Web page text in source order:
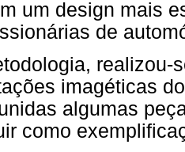
um design mais
de
realizou-
imagéticas
algumas
como